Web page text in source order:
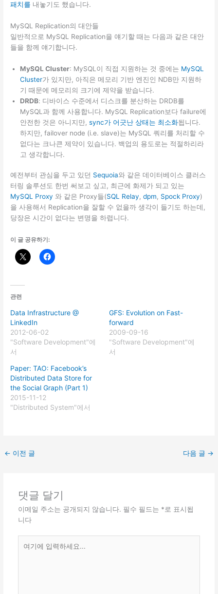
패치를 내놓기도 했습니다.
MySQL Replication의 대안들
일반적으로 MySQL Replication을 얘기할 때는 다음과 같은 대안
들을 함께 얘기합니다.
MySQL Cluster: MySQL이 직접 지원하는 것 중에는 MySQL
Cluster가 있지만, 아직은 메모리 기반 엔진인 NDB만 지원하
기 때문에 메모리의 크기에 제약을 받습니다.
DRDB: 디바이스 수준에서 디스크를 분산하는 DRDB를
MySQL과 함께 사용합니다. MySQL Replication보다 failure에
안전한 것은 아니지만,sync가 어긋난 상태는 최소화됩니다.
하지만, failover node (i.e. slave)는 MySQL 쿼리를 처리할 수
없다는 크나큰 제약이 있습니다. 백업의 용도로는 적절하리라
고 생각합니다.
예전부터 관심을 두고 있던 Sequoia와 같은 데이터베이스 클러스
터링 솔루션도 한번 써보고 싶고, 최근에 화제가 되고 있는
MySQL Proxy 와 같은 Proxy들(SQL Relay,dpm, Spock Proxy)
을 사용해서 Replication을 잘할 수 없을까 생각이 들기도 하는데,
당장은 시간이 없다는 변명을 하렵니다.
이 글 공유하기:
관련
Data Infrastructure @
LinkedIn
2012-06-02
"Software Development"에
서
GFS: Evolution on Fast-
forward
2009-09-16
"Software Development"에
서
Paper: TAO: Facebook’s
Distributed Data Store for
the Social Graph (Part 1)
2015-11-12
"Distributed System"에서
← 이전 글 다음 글 →
댓글 달기
이메일 주소는 공개되지 않습니다. 필수 필드는 *로 표시됩
니다